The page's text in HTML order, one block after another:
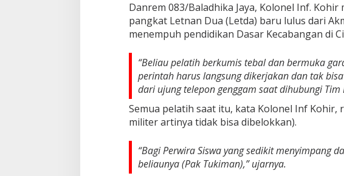
Danrem 083/Baladhika Jaya, Kolonel Inf.
pangkat Letnan Dua (Letda) baru lulus dari
menempuh pendidikan Dasar Kecabangan di
“Beliau pelatih berkumis tebal dan bermuka
perintah harus langsung dikerjakan dan tak
dari ujung telepon genggam saat dihubungi Tim
Semua pelatih saat itu, kata Kolonel Inf
militer artinya tidak bisa dibelokkan).
“Bagi Perwira Siswa yang sedikit menyimpang
beliaunya (Pak Tukiman),” ujarnya.